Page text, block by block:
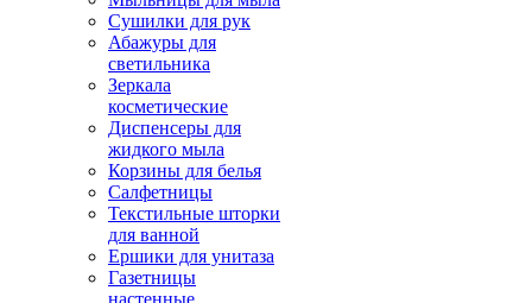
Сушилки для рук
Абажуры для
светильника
Зеркала
косметические
Диспенсеры для
жидкого мыла
Корзины для белья
Салфетницы
Текстильные шторки
для ванной
Ершики для унитаза
Газетницы
настенные